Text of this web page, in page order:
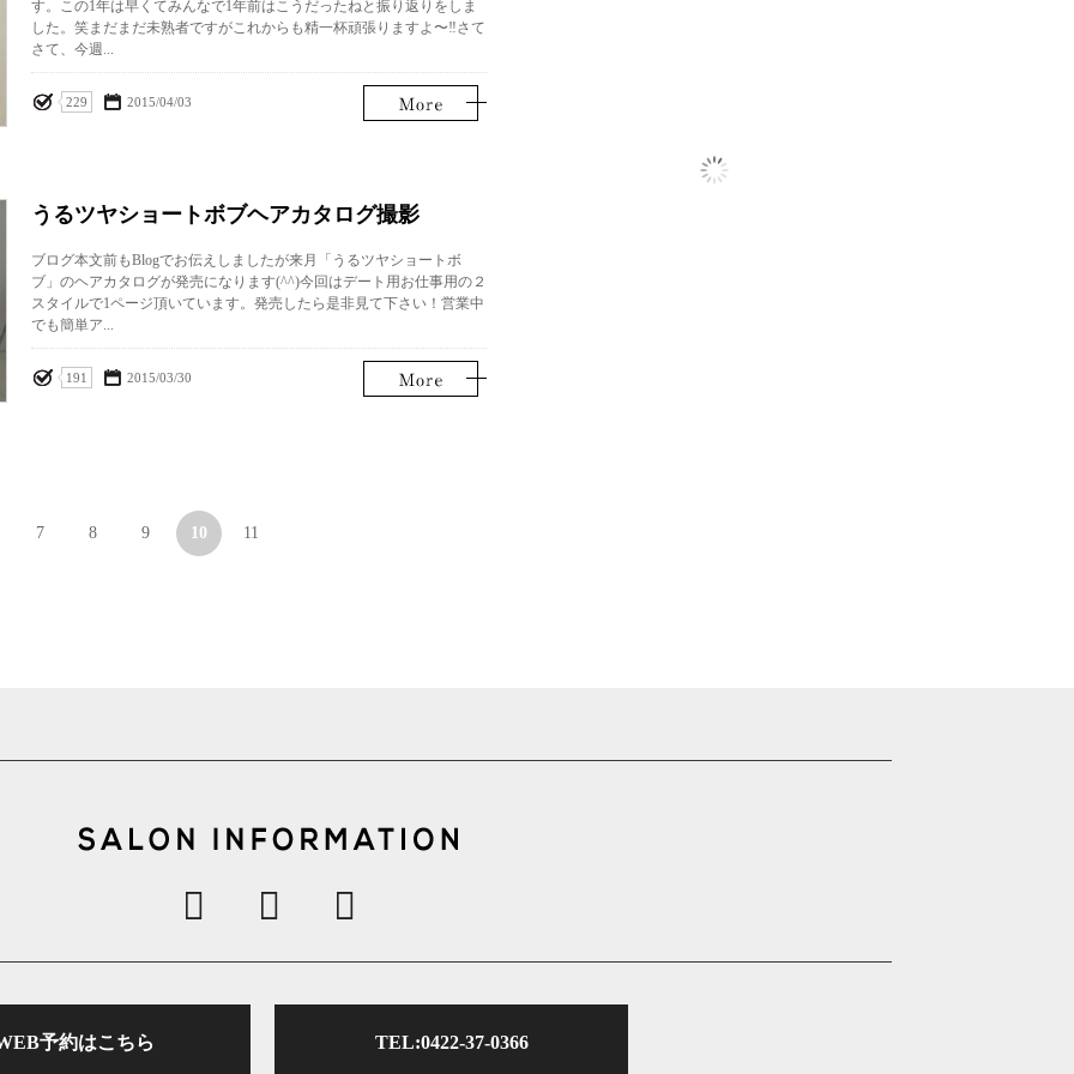
す。この1年は早くてみんなで1年前はこうだったねと振り返りをしま
した。笑まだまだ未熟者ですがこれからも精一杯頑張りますよ〜‼︎さて
さて、今週...
229 2015/04/03
うるツヤショートボブヘアカタログ撮影
ブログ本文前もBlogでお伝えしましたが来月「うるツヤショートボ
ブ」のヘアカタログが発売になります(^^)今回はデート用お仕事用の２
スタイルで1ページ頂いています。発売したら是非見て下さい！営業中
でも簡単ア...
191 2015/03/30
7 8 9 10 11
予約はこちら TEL:0422-37-0366